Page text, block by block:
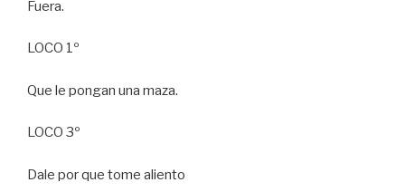
Fuera.
LOCO 1º
Que le pongan una maza.
LOCO 3º
Dale por que tome aliento